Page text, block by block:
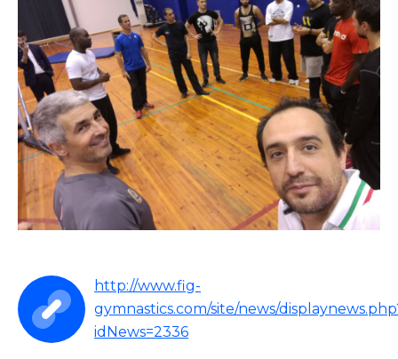
http://www.fig-
gymnastics.com/site/news/
idNews=2336